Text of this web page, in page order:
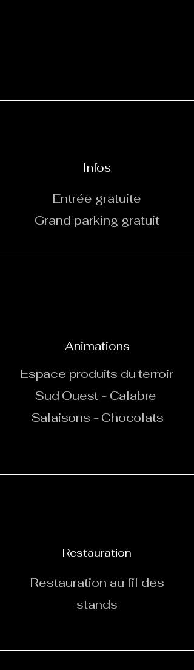
Infos
Entrée gratuite
Grand parking gratuit
Animations
Espace produits du terroir
Sud Ouest - Calabre
Salaisons - Chocolats
Restauration
Restauration au fil des
stands